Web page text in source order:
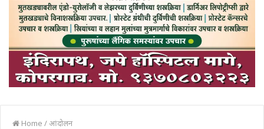
Home / आंदोलन